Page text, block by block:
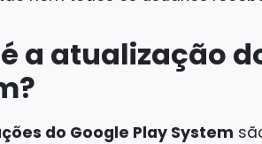
a atualização
do Google Play System